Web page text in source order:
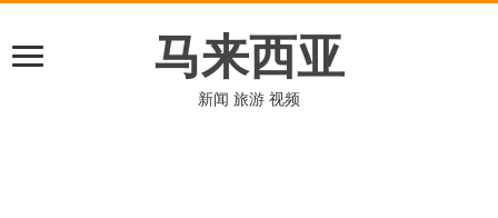
马来西亚
新闻 旅游 视频